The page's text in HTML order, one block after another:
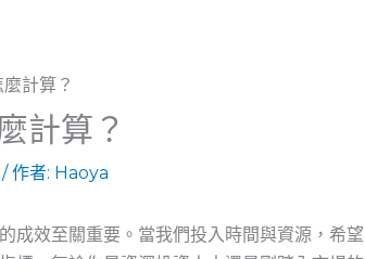
計算？
/ 作者: Haoya
成效至關重要。當我們投入時間與資源，希望